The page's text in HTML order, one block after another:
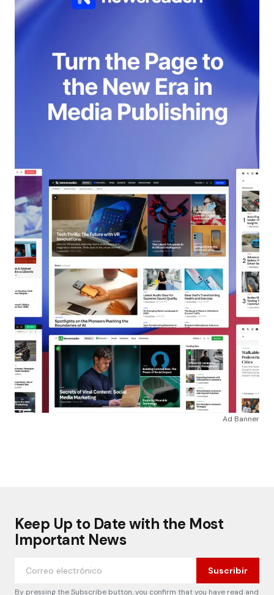
Ad Banner
Keep Up to Date with the Most
Important News
Suscribir
By pressing the Subscribe button, you confirm that you have read and